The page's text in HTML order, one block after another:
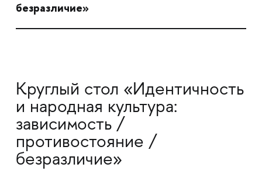
безразличие»
Круглый стол «Идентичность
и народная культура:
зависимость /
противостояние /
безразличие»